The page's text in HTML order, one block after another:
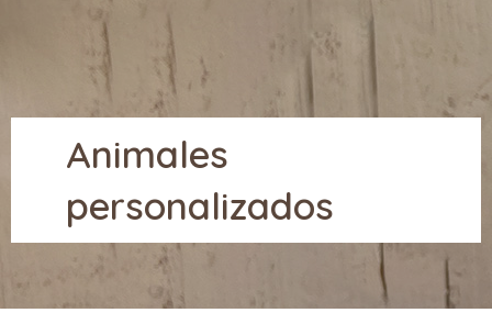
Animales
personalizados